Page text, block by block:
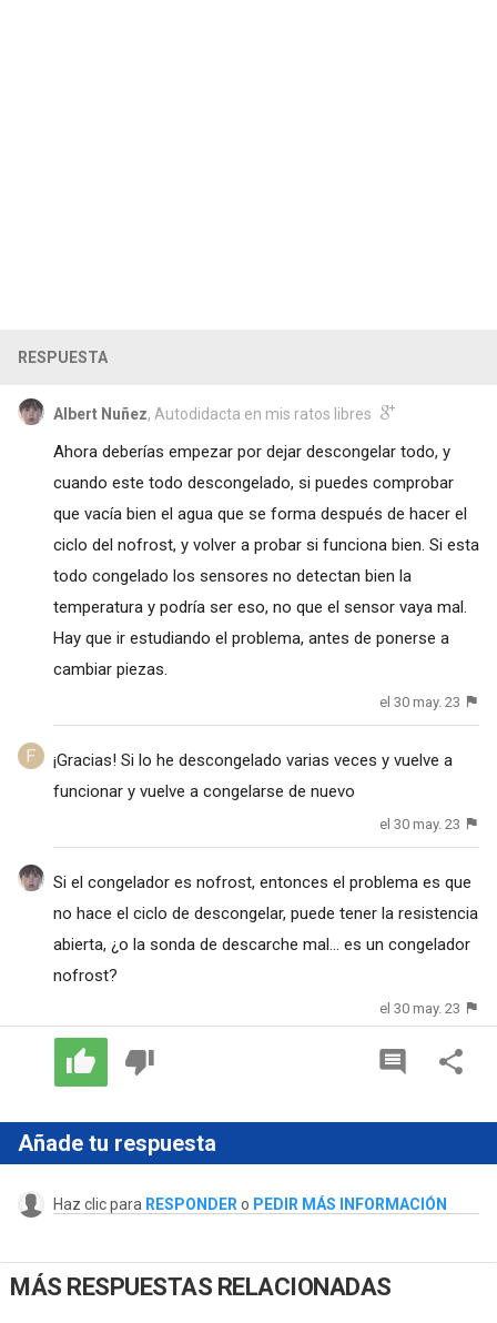
RESPUESTA
Albert Nuñez, Autodidacta en mis ratos libres
Ahora deberías empezar por dejar descongelar todo, y
cuando este todo descongelado, si puedes comprobar
que vacía bien el agua que se forma después de hacer el
ciclo del nofrost, y volver a probar si funciona bien. Si esta
todo congelado los sensores no detectan bien la
temperatura y podría ser eso, no que el sensor vaya mal.
Hay que ir estudiando el problema, antes de ponerse a
cambiar piezas.
el 30 may. 23
¡Gracias! Si lo he descongelado varias veces y vuelve a
funcionar y vuelve a congelarse de nuevo
el 30 may. 23
Si el congelador es nofrost, entonces el problema es que
no hace el ciclo de descongelar, puede tener la resistencia
abierta, ¿o la sonda de descarche mal... es un congelador
nofrost?
el 30 may. 23
Añade tu respuesta
Haz clic para RESPONDER o PEDIR MÁS INFORMACIÓN
MÁS RESPUESTAS RELACIONADAS